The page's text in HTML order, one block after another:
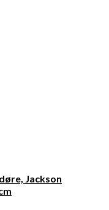
Jackson